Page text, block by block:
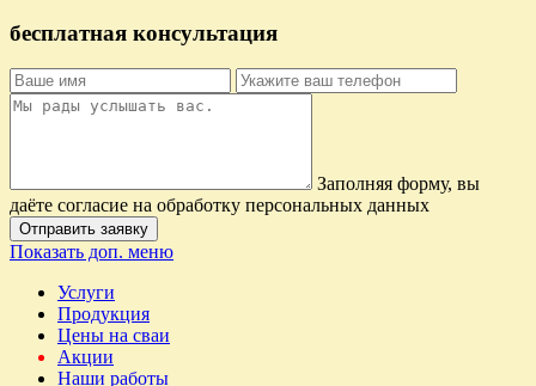
бесплатная консультация
Заполняя форму, вы
даёте согласие на обработку персональных данных
Отправить заявку
Показать доп. меню
Услуги
Продукция
Цены на сваи
Акции
Наши работы